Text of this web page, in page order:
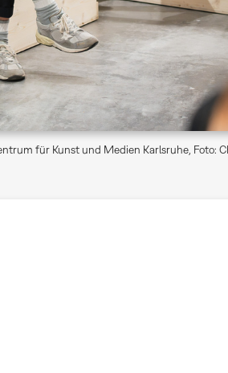
für Kunst und Medien Karlsruhe, Foto: